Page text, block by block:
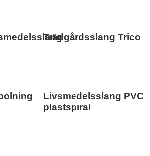
Trädgårdsslang Trico
Livsmedelsslang PVC
plastspiral